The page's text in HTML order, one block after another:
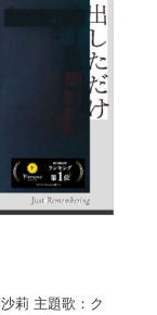
莉 主題歌：ク